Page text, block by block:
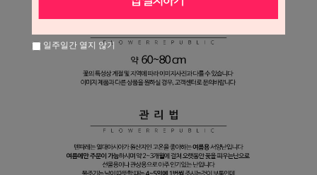
일주일간 열지 않기